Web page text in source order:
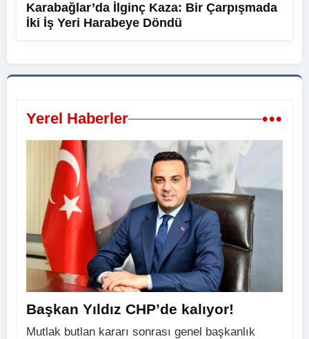
Karabağlar’da İlginç Kaza: Bir Çarpışmada
İki İş Yeri Harabeye Döndü
Yerel Haberler •••
Başkan Yıldız CHP’de kalıyor!
Mutlak butlan kararı sonrası genel başkanlık